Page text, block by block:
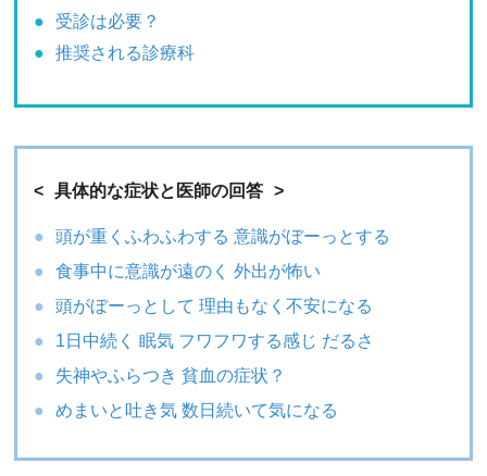
受診は必要？
推奨される診療科
具体的な症状と医師の回答
頭が重くふわふわする 意識がぼーっとする
食事中に意識が遠のく 外出が怖い
頭がぼーっとして 理由もなく不安になる
1日中続く 眠気 フワフワする感じ だるさ
失神やふらつき 貧血の症状？
めまいと吐き気 数日続いて気になる